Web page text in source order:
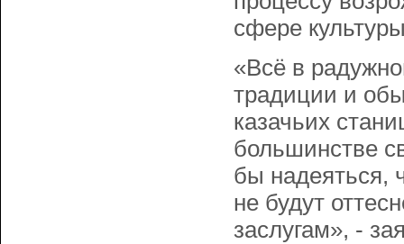
сфере
«Всё в
традиции и
казачьих
большинстве
бы надеяться,
не будут
заслугам», -